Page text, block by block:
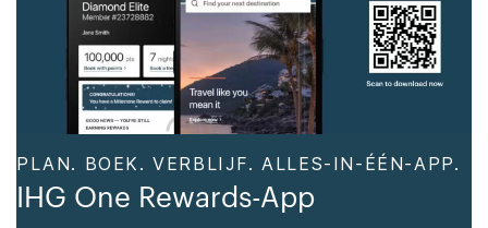
PLAN. BOEK. VERBLIJF. ALLES-IN-ÉÉN-APP.
IHG One Rewards-App